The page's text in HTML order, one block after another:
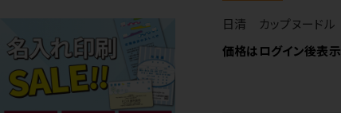
日清 カップヌードル
価格はログイン後表示